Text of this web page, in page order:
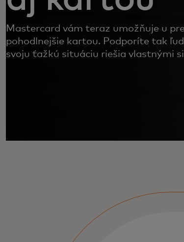
Mastercard vám teraz umožňuje u
pohodlnejšie kartou. Podporíte tak
svoju ťažkú situáciu riešia vlastnými